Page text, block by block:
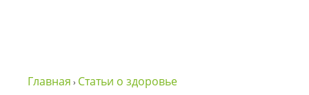
вГлавная › Статьи о здоровье